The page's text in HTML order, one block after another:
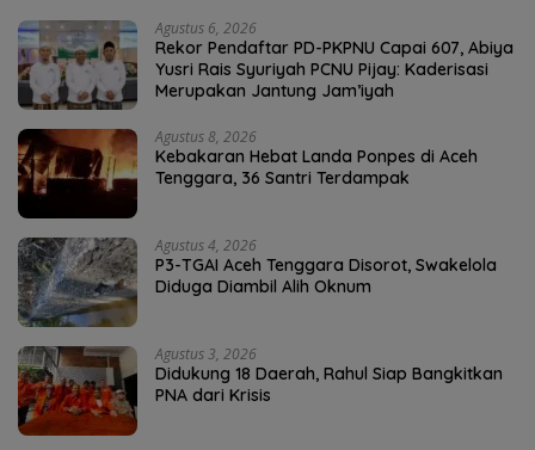
Agustus 6, 2026
Rekor Pendaftar PD-PKPNU Capai 607, Abiya
Yusri Rais Syuriyah PCNU Pijay: Kaderisasi
Merupakan Jantung Jam’iyah
Agustus 8, 2026
Kebakaran Hebat Landa Ponpes di Aceh
Tenggara, 36 Santri Terdampak
Agustus 4, 2026
P3-TGAI Aceh Tenggara Disorot, Swakelola
Diduga Diambil Alih Oknum
Agustus 3, 2026
Didukung 18 Daerah, Rahul Siap Bangkitkan
PNA dari Krisis